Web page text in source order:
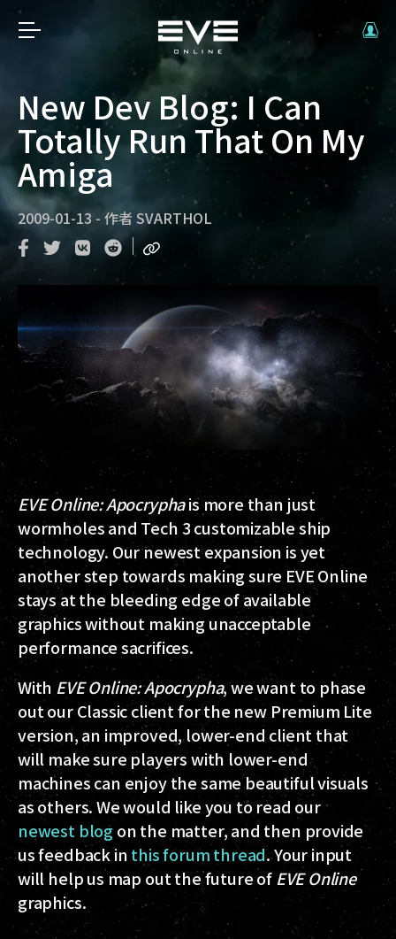
New Dev Blog: I Can
Totally Run That On My
Amiga
2009-01-13 - 作者 SVARTHOL
EVE Online: Apocryphais more than just
wormholes and Tech 3 customizable ship
technology. Our newest expansion is yet
another step towards making sure EVE Online
stays at the bleeding edge of available
graphics without making unacceptable
performance sacrifices.
With EVE Online: Apocrypha, we want to phase
out our Classic client for the new Premium Lite
version, an improved, lower-end client that
will make sure players with lower-end
machines can enjoy the same beautiful visuals
as others. We would like you to read our
newest blogon the matter, and then provide
us feedback inthis forum thread. Your input
will help us map out the future of EVE Online
graphics.